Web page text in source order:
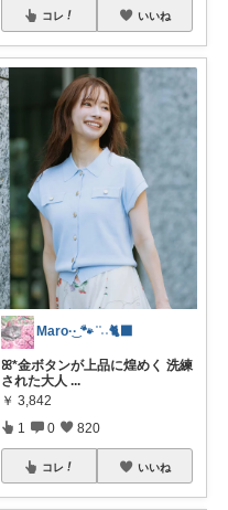
コレ いいね
Maro·͜· 🐾 ͗ ͗˒˒🐈‍⬛
ꕤ*金ボタンが上品に煌めく 洗練
された大人 ...
￥ 3,842
1 0 820
コレ いいね